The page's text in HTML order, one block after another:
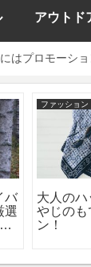
アウトド
はプロモーシ
バ
選
ファッション
大人のハ
やじのも
ン！